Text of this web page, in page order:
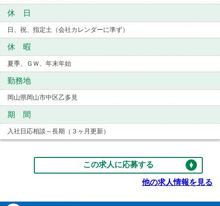
休 日
日、祝、指定土（会社カレンダーに準ず）
休 暇
夏季、ＧＷ、年末年始
勤務地
岡山県岡山市中区乙多見
期 間
入社日応相談～長期（３ヶ月更新）
この求人に応募する
他の求人情報を見る